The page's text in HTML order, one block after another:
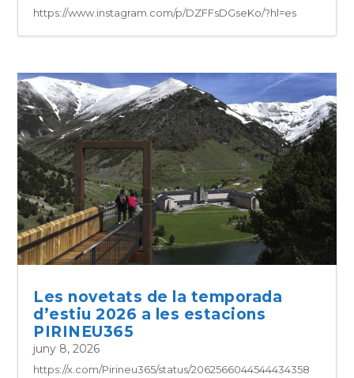
https://www.instagram.com/p/DZFFsDGseKo/?hl=es
Les novetats de la temporada
d’estiu 2026 a les estacions
PIRINEU365
juny 8, 2026
https://x.com/Pirineu365/status/2062566044544434358